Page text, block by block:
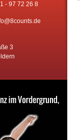
- 97 72 26 8
3